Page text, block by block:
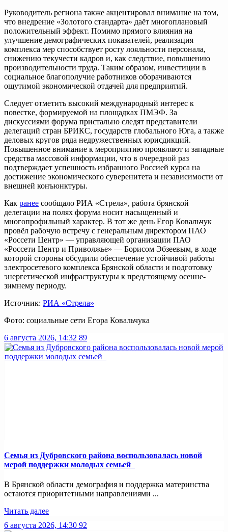
Руководитель региона также акцентировал внимание на том,
что внедрение «Золотого стандарта» даёт многоплановый
положительный эффект. Помимо прямого влияния на
улучшение демографических показателей, реализация
комплекса мер способствует росту лояльности персонала,
снижению текучести кадров и, как следствие, повышению
производительности труда. Таким образом, инвестиции в
социальное благополучие работников оборачиваются
ощутимой экономической отдачей для предприятий.
Следует отметить высокий международный интерес к
повестке, формируемой на площадках ПМЭФ. За
дискуссиями форума пристально следят представители
делегаций стран БРИКС, государств глобального Юга, а также
деловых кругов ряда недружественных юрисдикций.
Повышенное внимание к мероприятию проявляют и западные
средства массовой информации, что в очередной раз
подтверждает успешность избранного Россией курса на
достижение экономического суверенитета и независимости от
внешней конъюнктуры.
Как ранее сообщало РИА «Стрела», работа брянской
делегации на полях форума носит насыщенный и
многопрофильный характер. В тот же день Егор Ковальчук
провёл рабочую встречу с генеральным директором ПАО
«Россети Центр» — управляющей организации ПАО
«Россети Центр и Приволжье» — Борисом Эбзеевым, в ходе
которой стороны обсудили обеспечение устойчивой работы
электросетевого комплекса Брянской области и подготовку
энергетической инфраструктуры к предстоящему осенне-
зимнему периоду.
Источник: РИА «Стрела»
Фото: социальные сети Егора Ковальчука
6 августа 2026, 14:32 89
Семья из Дубровского района воспользовалась новой
мерой поддержки молодых семьей
В Брянской области демография и поддержка материнства
остаются приоритетными направлениями ...
Читать далее
6 августа 2026, 14:30 92